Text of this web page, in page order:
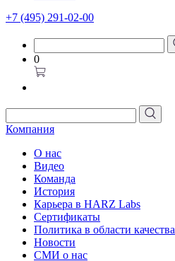
+7 (495) 291-02-00
0
Компания
О нас
Видео
Команда
История
Карьера в HARZ Labs
Сертификаты
Политика в области качества
Новости
СМИ о нас